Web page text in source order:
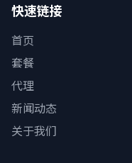
快速链接
首页
套餐
代理
新闻动态
关于我们